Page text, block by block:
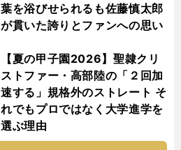
葉を浴びせられるも佐藤慎太郎
が貫いた誇りとファンへの思い
【夏の甲子園2026】聖隷クリ
ストファー・高部陸の「２回加
速する」規格外のストレート そ
れでもプロではなく大学進学を
選ぶ理由